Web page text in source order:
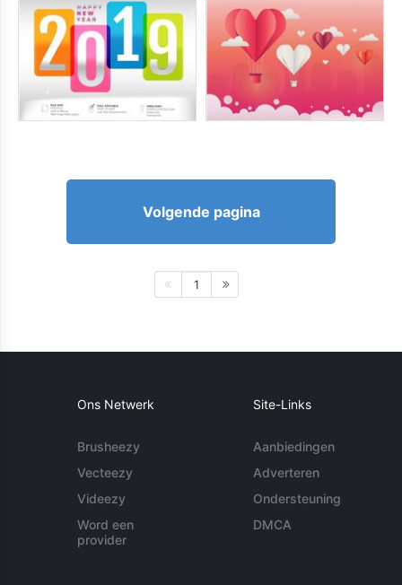
Volgende pagina
1
Ons Netwerk
Brusheezy
Vecteezy
Videezy
Word een
provider
Site-Links
Aanbiedingen
Adverteren
Ondersteuning
DMCA